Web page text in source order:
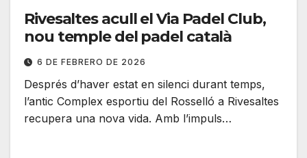
Rivesaltes acull el Via Padel Club,
nou temple del padel català
6 DE FEBRERO DE 2026
Després d’haver estat en silenci durant temps,
l’antic Complex esportiu del Rosselló a Rivesaltes
recupera una nova vida. Amb l’impuls…